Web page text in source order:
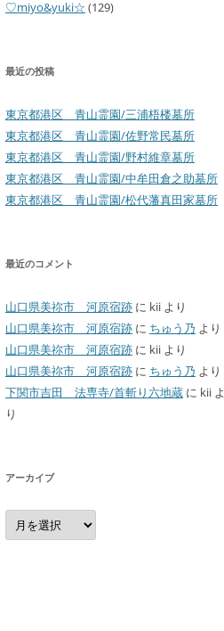
♡miyo&yuki☆ (129)
最近の投稿
東京都港区 青山霊園/三浦梧楼墓所
東京都港区 青山霊園/佐野常民墓所
東京都港区 青山霊園/野村維章墓所
東京都港区 青山霊園/中牟田倉之助墓所
東京都港区 青山霊園/松代藩真田家墓所
最近のコメント
山口県美祢市 河原宿跡 に kii より
山口県美祢市 河原宿跡 に ちゅう乃 より
山口県美祢市 河原宿跡 に kii より
山口県美祢市 河原宿跡 に ちゅう乃 より
下関市吉田 法専寺/首斬り六地蔵 に kii よ
り
アーカイブ
ア
ー
カ